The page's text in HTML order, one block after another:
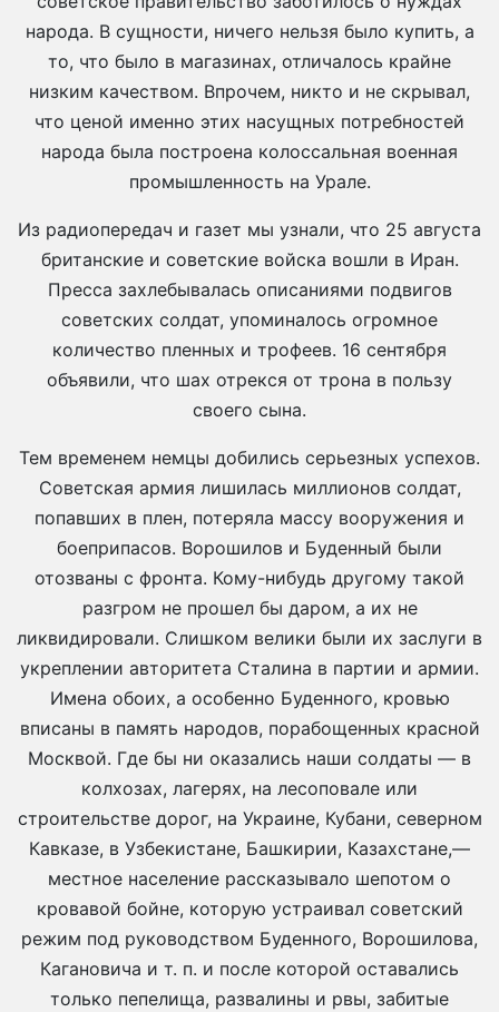
народа. В сущности, ничего нельзя было купить, а
то, что было в магазинах, отличалось крайне
низким качеством. Впрочем, никто и не скрывал,
что ценой именно этих насущных потребностей
народа была построена колоссальная военная
промышленность на Урале.
Из радиопередач и газет мы узнали, что 25 августа
британские и советские войска вошли в Иран.
Пресса захлебывалась описаниями подвигов
советских солдат, упоминалось огромное
количество пленных и трофеев. 16 сентября
объявили, что шах отрекся от трона в пользу
своего сына.
Тем временем немцы добились серьезных успехов.
Советская армия лишилась миллионов солдат,
попавших в плен, потеряла массу вооружения и
боеприпасов. Ворошилов и Буденный были
отозваны с фронта. Кому-нибудь другому такой
разгром не прошел бы даром, а их не
ликвидировали. Слишком велики были их заслуги в
укреплении авторитета Сталина в партии и армии.
Имена обоих, а особенно Буденного, кровью
вписаны в память народов, порабощенных красной
Москвой. Где бы ни оказались наши солдаты — в
колхозах, лагерях, на лесоповале или
строительстве дорог, на Украине, Кубани, северном
Кавказе, в Узбекистане, Башкирии, Казахстане,—
местное население рассказывало шепотом о
кровавой бойне, которую устраивал советский
режим под руководством Буденного, Ворошилова,
Кагановича и т. п. и после которой оставались
только пепелища, развалины и рвы, забитые